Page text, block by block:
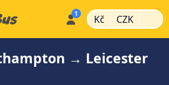
Kč | CZK |
→ Leicester